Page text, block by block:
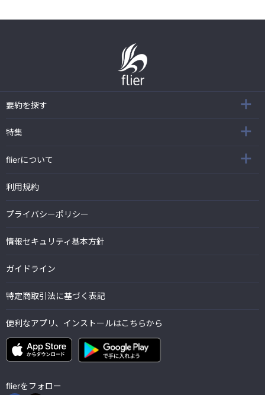
要約を探す
特集
flierについて
利用規約
プライバシーポリシー
情報セキュリティ基本方針
ガイドライン
特定商取引法に基づく表記
便利なアプリ、インストールはこちらから
flierをフォロー